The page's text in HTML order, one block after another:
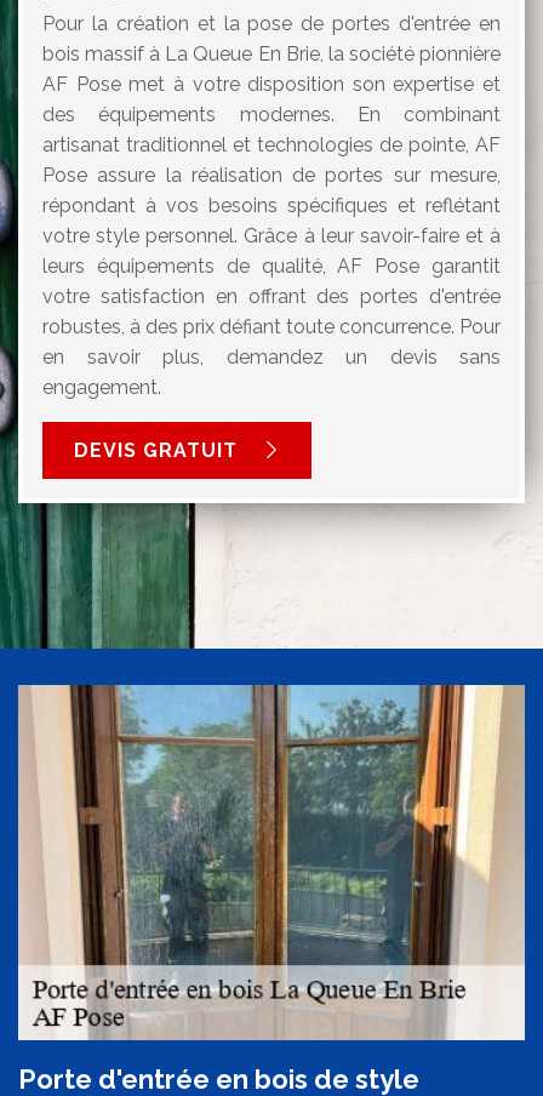
Pour la création et la pose de portes d'entrée en
bois massif à La Queue En Brie, la société pionnière
AF Pose met à votre disposition son expertise et
des équipements modernes. En combinant
artisanat traditionnel et technologies de pointe, AF
Pose assure la réalisation de portes sur mesure,
répondant à vos besoins spécifiques et reflétant
votre style personnel. Grâce à leur savoir-faire et à
leurs équipements de qualité, AF Pose garantit
votre satisfaction en offrant des portes d'entrée
robustes, à des prix défiant toute concurrence. Pour
en savoir plus, demandez un devis sans
engagement.
DEVIS GRATUIT
Porte d'entrée en bois de style